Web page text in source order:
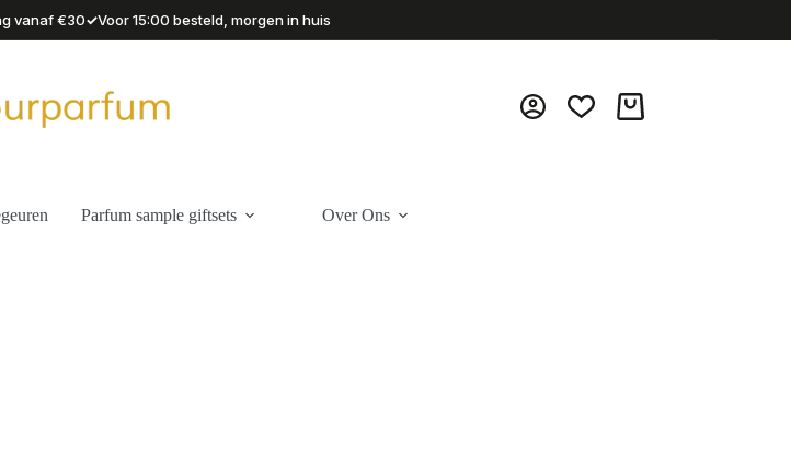
vanaf €30✓Voor 15:00 besteld, morgen in huis
Winkelwagen
Parfum sample giftsets Over Ons